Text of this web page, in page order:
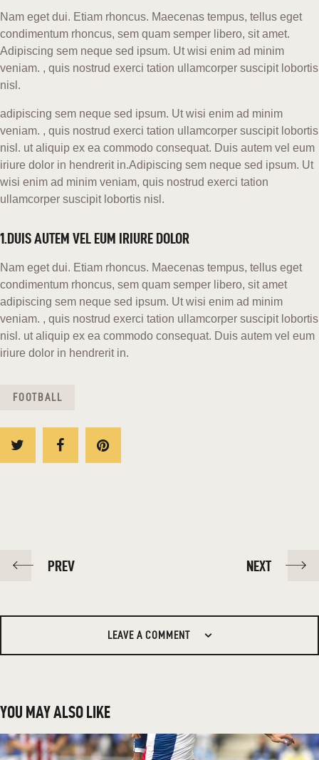
Nam eget dui. Etiam rhoncus. Maecenas tempus, tellus eget
condimentum rhoncus, sem quam semper libero, sit amet.
Adipiscing sem neque sed ipsum. Ut wisi enim ad minim
veniam. , quis nostrud exerci tation ullamcorper suscipit lobortis
nisl.
adipiscing sem neque sed ipsum. Ut wisi enim ad minim
veniam. , quis nostrud exerci tation ullamcorper suscipit lobortis
nisl. ut aliquip ex ea commodo consequat. Duis autem vel eum
iriure dolor in hendrerit in.Adipiscing sem neque sed ipsum. Ut
wisi enim ad minim veniam, quis nostrud exerci tation
ullamcorper suscipit lobortis nisl.
1.DUIS AUTEM VEL EUM IRIURE DOLOR
Nam eget dui. Etiam rhoncus. Maecenas tempus, tellus eget
condimentum rhoncus, sem quam semper libero, sit amet
adipiscing sem neque sed ipsum. Ut wisi enim ad minim
veniam. , quis nostrud exerci tation ullamcorper suscipit lobortis
nisl. ut aliquip ex ea commodo consequat. Duis autem vel eum
iriure dolor in hendrerit in.
FOOTBALL
POST
PREV NEXT
LEAVE A COMMENT
YOU MAY ALSO LIKE